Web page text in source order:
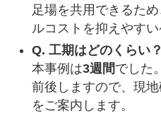
足場を共用できるた
ルコストを抑えやすい
Q. 工期はどのくらい？
本事例は3週間でした
前後しますので、現
をご案内します。